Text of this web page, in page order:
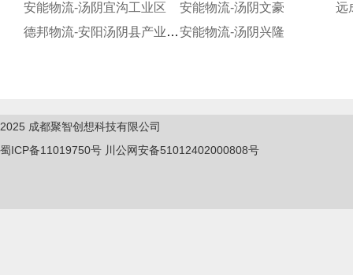
安能物流-汤阴宜沟工业区
安能物流-汤阴文豪
德邦物流-安阳汤阴县产业集聚区安能物流-汤阴兴隆
2025 成都聚智创想科技有限公司
蜀ICP备11019750号 川公网安备51012402000808号